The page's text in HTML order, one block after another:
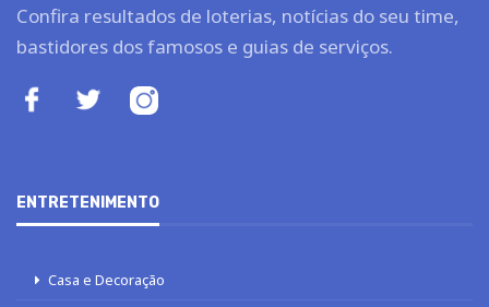
Confira resultados de loterias, notícias do seu time,
bastidores dos famosos e guias de serviços.
ENTRETENIMENTO
Casa e Decoração